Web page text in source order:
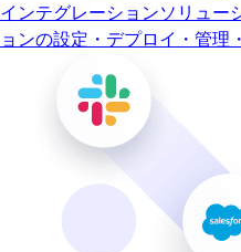
インテグレーションソリュー
ョンの設定・デプロイ・管理